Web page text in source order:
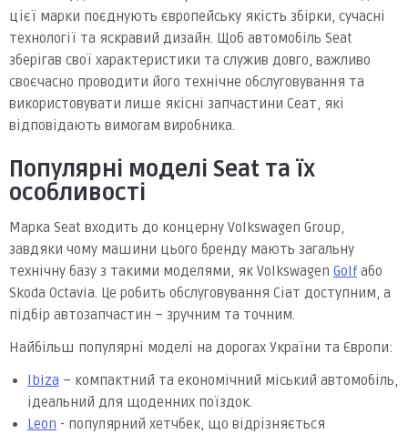
цієї марки поєднують європейську якість збірки, сучасні
технології та яскравий дизайн. Щоб автомобіль Seat
зберігав свої характеристики та служив довго, важливо
своєчасно проводити його технічне обслуговування та
використовувати лише якісні запчастини Сеат, які
відповідають вимогам виробника.
Популярні моделі Seat та їх
особливості
Марка Seat входить до концерну Volkswagen Group,
завдяки чому машини цього бренду мають загальну
технічну базу з такими моделями, як Volkswagen Golfабо
Skoda Octavia. Це робить обслуговування Сіат доступним, а
підбір автозапчастин – зручним та точним.
Найбільш популярні моделі на дорогах України та Європи:
Ibiza – компактний та економічний міський автомобіль,
ідеальний для щоденних поїздок.
Leon - популярний хетчбек, що відрізняється